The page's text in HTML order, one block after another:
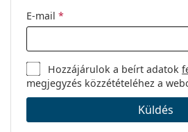
E-mail *
Hozzájárulok a beírt adatok
megjegyzés közzétételéhez a
Küldés